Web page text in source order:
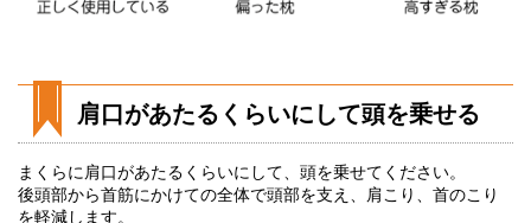
肩口があたるくらいにして頭を乗せる
まくらに肩口があたるくらいにして、頭を乗せてください。
後頭部から首筋にかけての全体で頭部を支え、肩こり、首のこり
を軽減します。